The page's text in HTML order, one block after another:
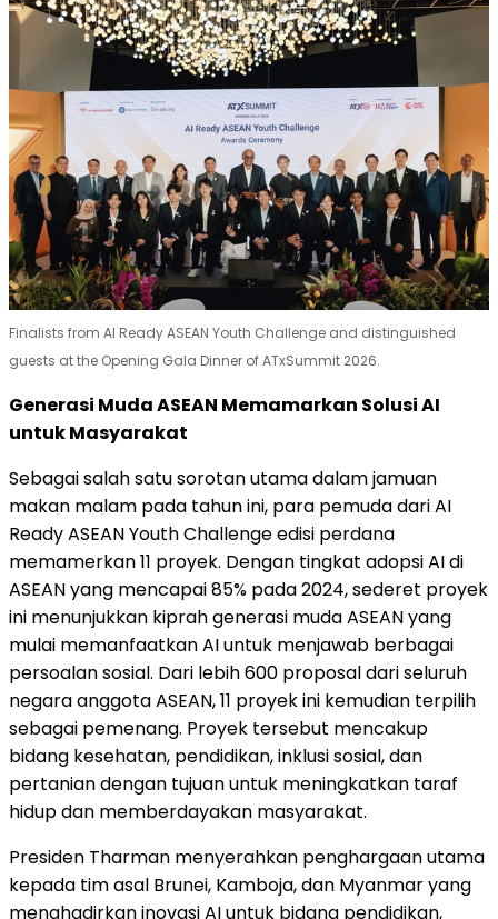
Finalists from AI Ready ASEAN Youth Challenge and distinguished
guests at the Opening Gala Dinner of ATxSummit 2026.
Generasi Muda ASEAN Memamarkan Solusi AI
untuk Masyarakat
Sebagai salah satu sorotan utama dalam jamuan
makan malam pada tahun ini, para pemuda dari AI
Ready ASEAN Youth Challenge edisi perdana
memamerkan 11 proyek. Dengan tingkat adopsi AI di
ASEAN yang mencapai 85% pada 2024, sederet proyek
ini menunjukkan kiprah generasi muda ASEAN yang
mulai memanfaatkan AI untuk menjawab berbagai
persoalan sosial. Dari lebih 600 proposal dari seluruh
negara anggota ASEAN, 11 proyek ini kemudian terpilih
sebagai pemenang. Proyek tersebut mencakup
bidang kesehatan, pendidikan, inklusi sosial, dan
pertanian dengan tujuan untuk meningkatkan taraf
hidup dan memberdayakan masyarakat.
Presiden Tharman menyerahkan penghargaan utama
kepada tim asal Brunei, Kamboja, dan Myanmar yang
menghadirkan inovasi AI untuk bidang pendidikan,